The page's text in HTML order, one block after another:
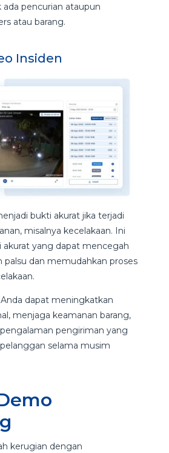
pencurian ataupun
atau barang.
Insiden
bukti akurat jika terjadi
misalnya kecelakaan. Ini
akurat yang dapat mencegah
palsu dan memudahkan proses
dapat meningkatkan
menjaga keamanan barang,
pengiriman yang
selama musim
kerugian dengan